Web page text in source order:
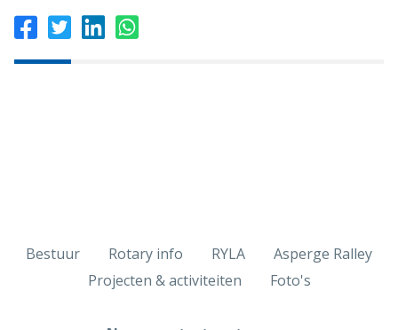
Bestuur Rotary info RYLA
Asperge Ralley
Projecten & activiteiten
Foto's